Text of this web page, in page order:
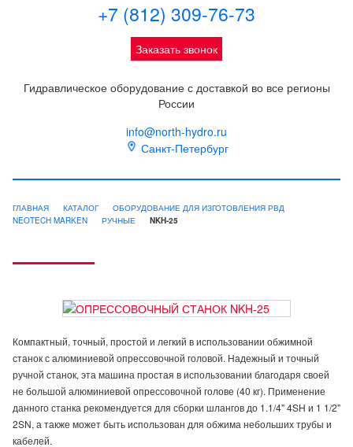
+7 (812) 309-76-73
Заказать звонок
Гидравлическое оборудование с доставкой во все регионы
России
info@north-hydro.ru
Санкт-Петербург
ГЛАВНАЯ КАТАЛОГ
ОБОРУДОВАНИЕ ДЛЯ ИЗГОТОВЛЕНИЯ РВД
NEOTECH MARKEN
РУЧНЫЕ NKH-25
Компактный, точный, простой и легкий в использовании обжимной
станок с алюминиевой опрессовочной головой. Надежный и точный
ручной станок, эта машина простая в использовании благодаря своей
не большой алюминиевой опрессовочной голове (40 кг). Применение
данного станка рекомендуется для сборки шлангов до 1.1/4" 4SH и 1 1/2"
2SN, а также может быть использован для обжима небольших трубы и
кабелей.